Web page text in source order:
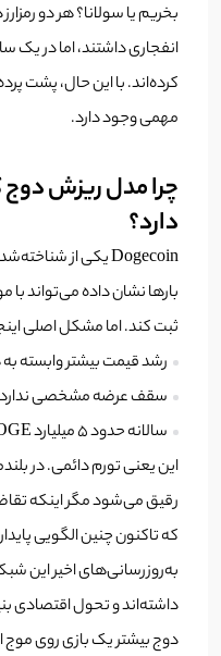
انفجاری داشتند، اما در
کرده‌اند. با این حال، پشت
مهمی وجود دارد.
چرا مدل ریزش دوج
دارد؟
Dogecoinیکی از
بارها نشان داده می‌تواند
ثبت کند. اما مشکل اصلی
رشد قیمت بیشتر وابسته
سقف عرضه مشخصی
سالانه حدود ۵ میلیارد DOGE جدید تولید می‌شود.
این یعنی تورم دائمی. در
رقیق می‌شود مگر اینکه
که تاکنون چنین الگویی
به‌روزرسانی‌های اخیر این
داشته‌اند و تحول اقتصادی
دوج بیشتر یک بازی روی